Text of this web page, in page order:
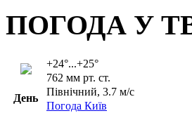
ПОГОДА У
+24°...+25°
762 мм рт. ст.
Північний, 3.7 м/с
Погода Київ
День